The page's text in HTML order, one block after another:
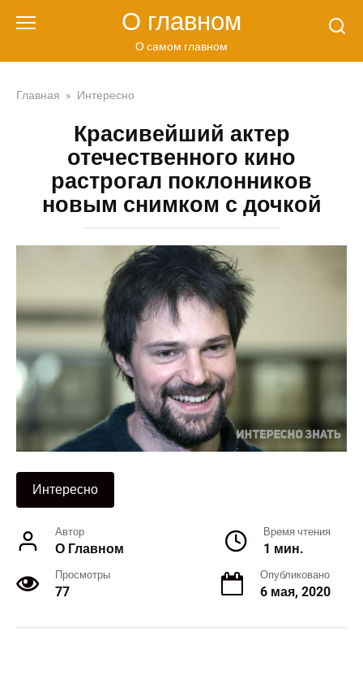
О главном
О самом главном
Главная » Интересно
Красивейший актер
отечественного кино
растрогал поклонников
новым снимком с дочкой
Интересно
Автор
О Главном
Время чтения
1 мин.
Просмотры
77
Опубликовано
6 мая, 2020